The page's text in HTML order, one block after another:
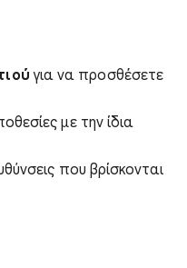
για να προσθέσετε
με την ίδια
που βρίσκονται